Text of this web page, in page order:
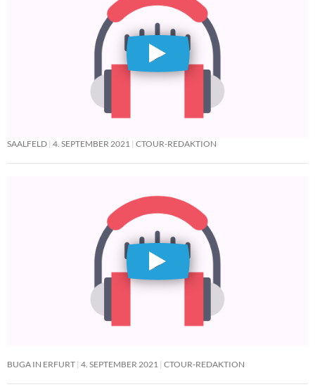
SAALFELD 4. SEPTEMBER 2021 CTOUR-REDAKTION
BUGA IN ERFURT 4. SEPTEMBER 2021 CTOUR-REDAKTION